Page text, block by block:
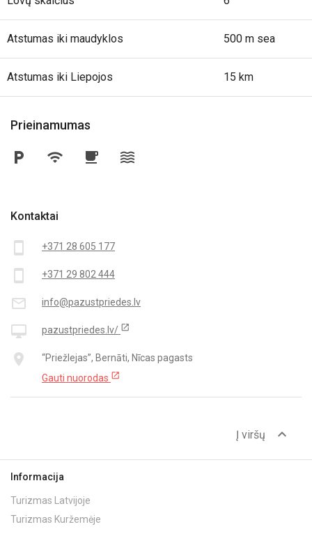
Kontaktai
smartphone +371 28 605 177
smartphone +371 29 802 444
mail_outline info@pazustpriedes.lv
desktop_mac pazustpriedes.lv/ open_in_new
place
“Priežlejas”, Bernāti, Nīcas pagasts
Gauti nuorodas open_in_new
Atstumas iki maudyklos 500 m sea
Atstumas iki Liepojos 15 km
Prieinamumas
local_parking wifi local_cafe waves
Į viršų expand_less
Informacija
Turizmas Latvijoje
Turizmas Kuržemėje